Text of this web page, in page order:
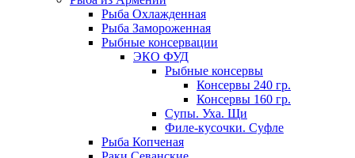
Рыба Охлажденная
Рыба Замороженная
Рыбные консервации
ЭКО ФУД
Рыбные консервы
Консервы 240 гр.
Консервы 160 гр.
Супы. Уха. Щи
Филе-кусочки. Суфле
Рыба Копченая